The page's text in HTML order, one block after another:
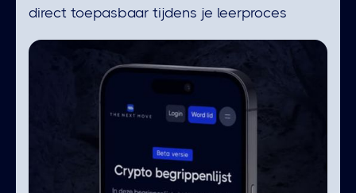
direct toepasbaar tijdens je leerproces